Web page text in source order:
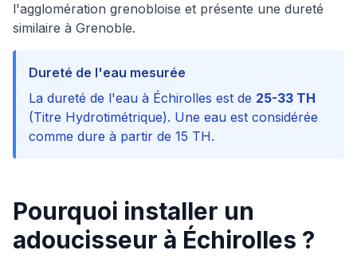
l'agglomération grenobloise et présente une dureté
similaire à Grenoble.
Dureté de l'eau mesurée
La dureté de l'eau à Échirolles est de 25-33 TH
(Titre Hydrotimétrique). Une eau est considérée
comme dure à partir de 15 TH.
Pourquoi installer un
adoucisseur à Échirolles ?